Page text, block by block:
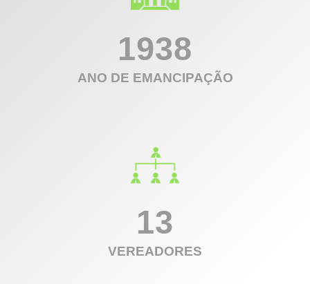
1938
ANO DE EMANCIPAÇÃO
13
VEREADORES